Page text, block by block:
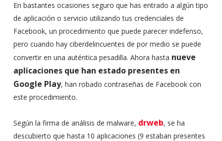
En bastantes ocasiones seguro que has entrado a algún tipo
de aplicación o servicio utilizando tus credenciales de
Facebook, un procedimiento que puede parecer indefenso,
pero cuando hay ciberdelincuentes de por medio se puede
convertir en una auténtica pesadilla. Ahora hasta nueve
aplicaciones que han estado presentes en
Google Play, han robado contraseñas de Facebook con
este procedimiento.
Según la firma de análisis de malware, drweb, se ha
descubierto que hasta 10 aplicaciones (9 estaban presentes